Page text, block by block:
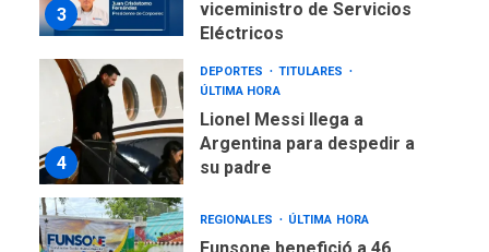
3
viceministro de Servicios
Eléctricos
4
DEPORTES
TITULARES
ÚLTIMA HORA
Lionel Messi llega a
Argentina para despedir a
su padre
REGIONALES ÚLTIMA HORA